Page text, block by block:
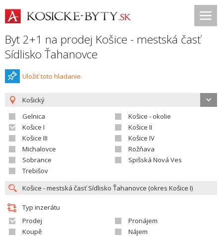
Byt 2+1 na prodej Košice - mestská časť
Sídlisko Ťahanovce
Uložiť toto hladanie
Košický
Gelnica
Košice - okolie
Košice I
Košice II
Košice III
Košice IV
Michalovce
Rožňava
Sobrance
Spišská Nová Ves
Trebišov
Typ inzerátu
Prodej
Pronájem
Koupě
Nájem